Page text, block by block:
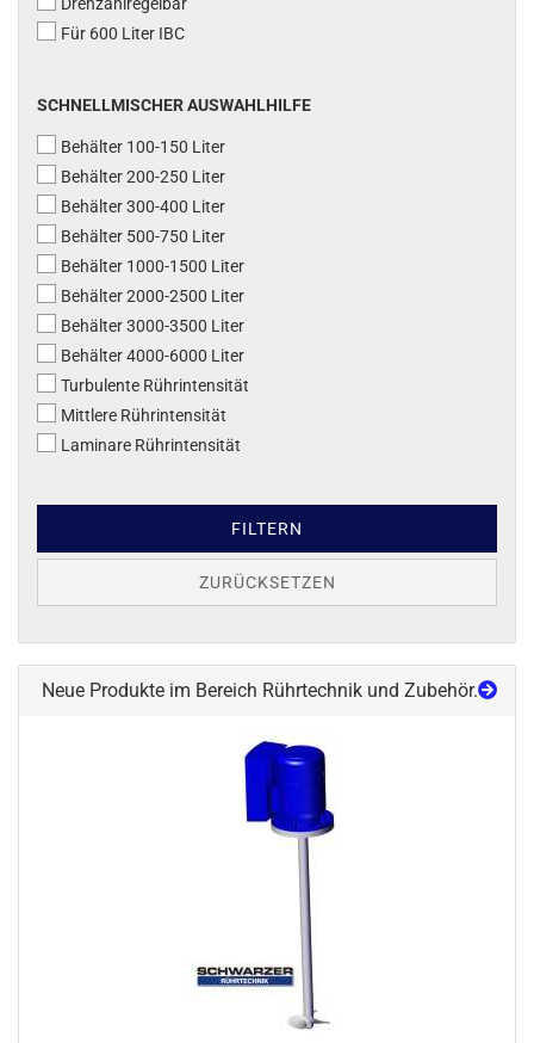
Für 600 Liter IBC
SCHNELLMISCHER AUSWAHLHILFE
Behälter 100-150 Liter
Behälter 200-250 Liter
Behälter 300-400 Liter
Behälter 500-750 Liter
Behälter 1000-1500 Liter
Behälter 2000-2500 Liter
Behälter 3000-3500 Liter
Behälter 4000-6000 Liter
Turbulente Rührintensität
Mittlere Rührintensität
Laminare Rührintensität
FILTERN
ZURÜCKSETZEN
Neue Produkte im Bereich Rührtechnik und Zubehör.